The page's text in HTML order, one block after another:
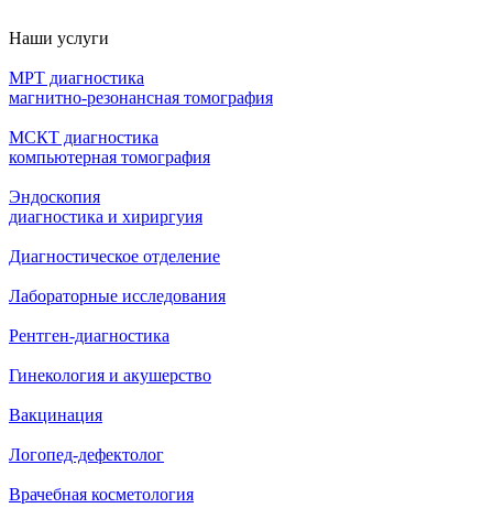
Наши услуги
МРТ диагностика
магнитно-резонансная томография
МСКТ диагностика
компьютерная томография
Эндоскопия
диагностика и хириргуия
Диагностическое отделение
Лабораторные исследования
Рентген-диагностика
Гинекология и акушерство
Вакцинация
Логопед-дефектолог
Врачебная косметология